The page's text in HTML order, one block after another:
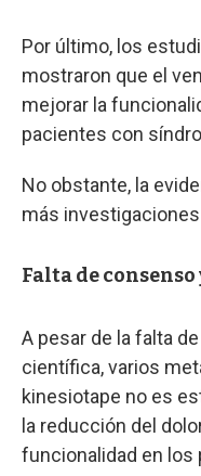
Por último, los
mostraron que el
mejorar la
pacientes con
No obstante, la
más
Falta de
A pesar de la falta
científica, varios
kinesiotape no es
la reducción del
funcionalidad en los